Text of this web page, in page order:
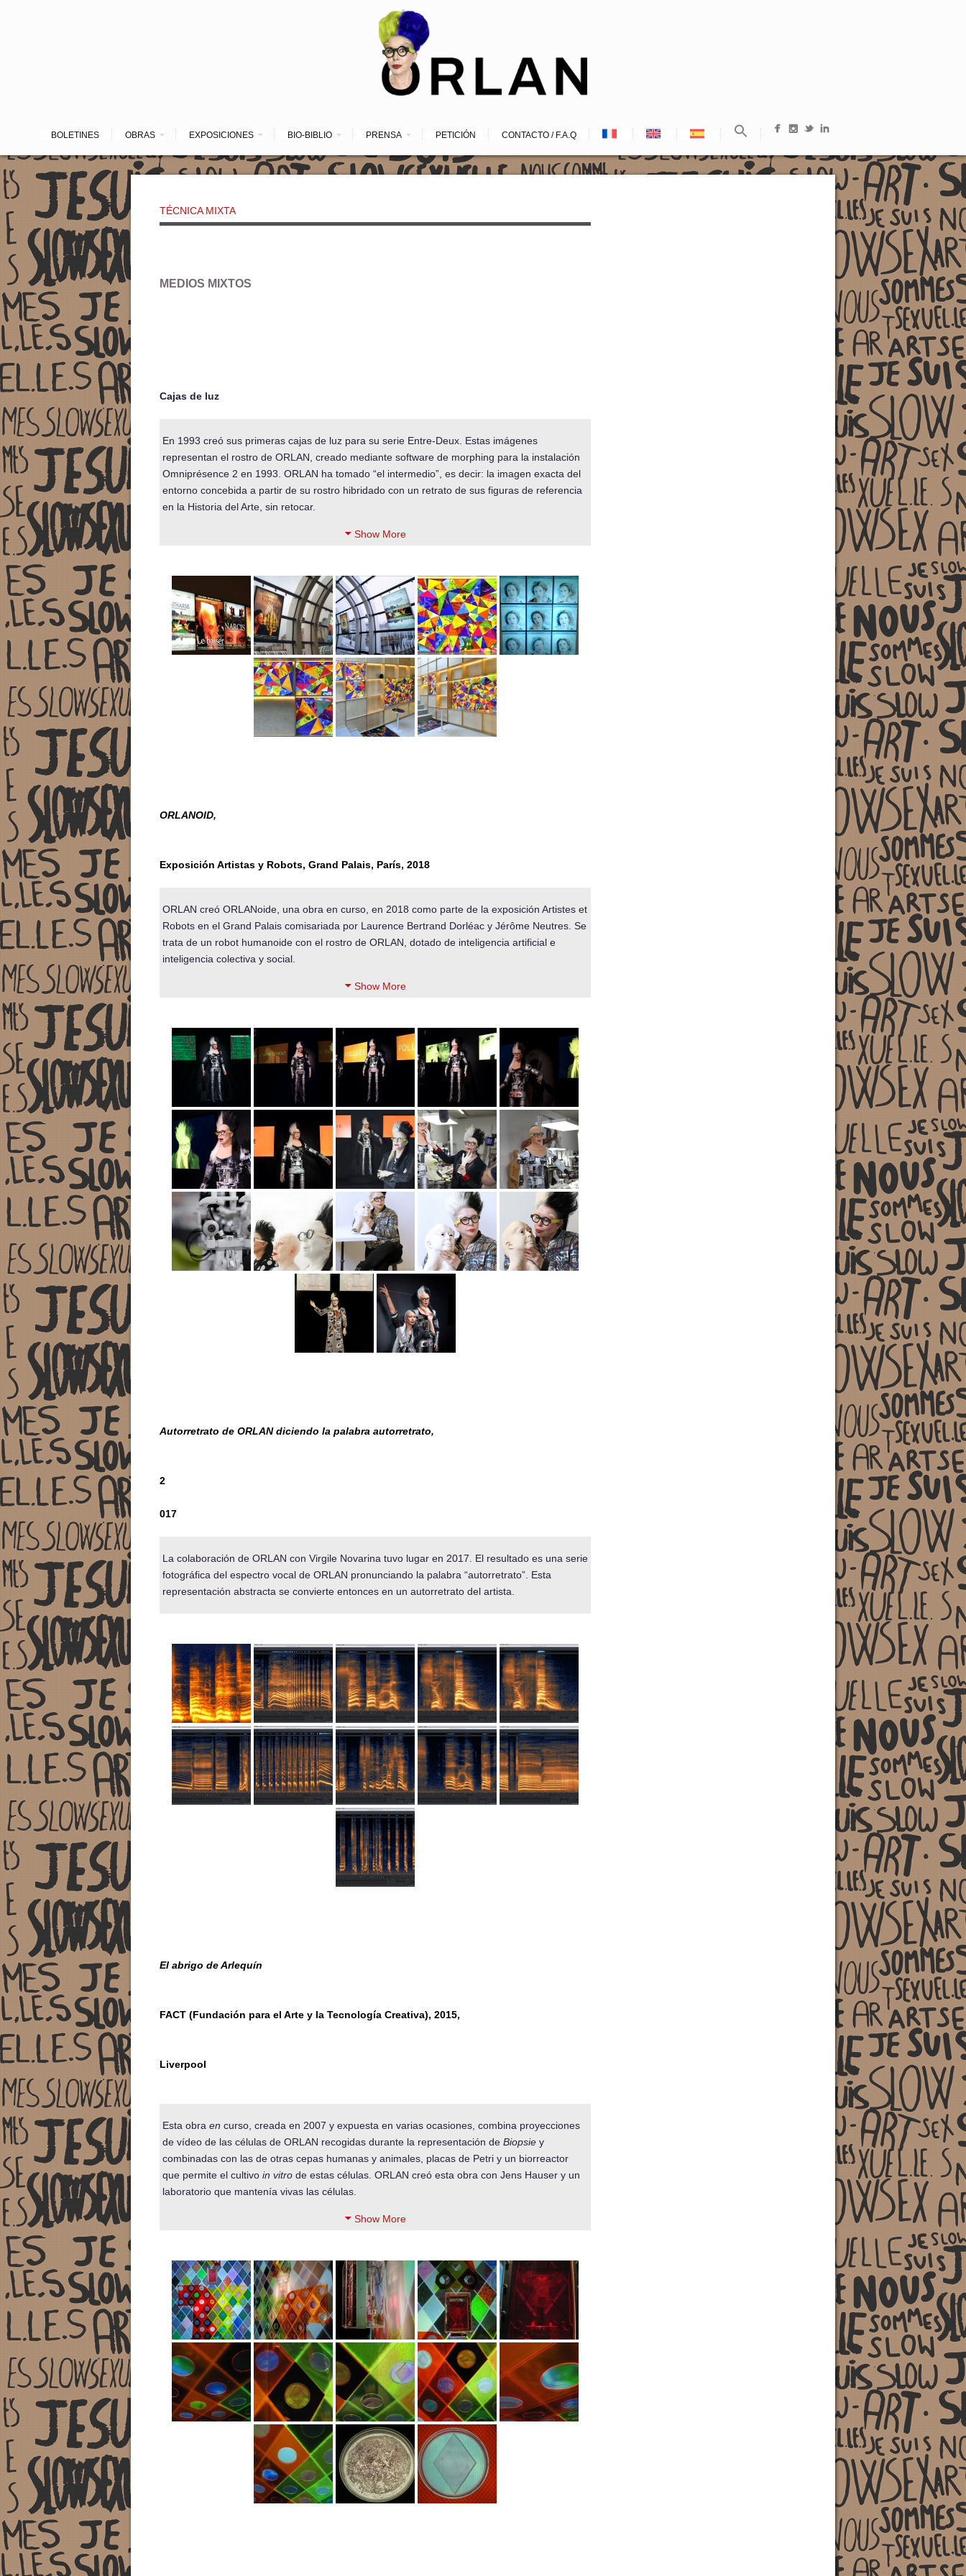
BOLETINES OBRAS EXPOSICIONES BIO-BIBLIO PRENSA PETICIÓN CONTACTO / F.A.Q
TÉCNICA MIXTA
MEDIOS MIXTOS
Cajas de luz
En 1993 creó sus primeras cajas de luz para su serie Entre-Deux. Estas imágenes
representan el rostro de ORLAN, creado mediante software de morphing para la instalación
Omniprésence 2 en 1993. ORLAN ha tomado “el intermedio”, es decir: la imagen exacta del
entorno concebida a partir de su rostro hibridado con un retrato de sus figuras de referencia
en la Historia del Arte, sin retocar.
Show More
ORLANOID,
Exposición Artistas y Robots, Grand Palais, París, 2018
ORLAN creó ORLANoide, una obra en curso, en 2018 como parte de la exposición Artistes et
Robots en el Grand Palais comisariada por Laurence Bertrand Dorléac y Jérôme Neutres. Se
trata de un robot humanoide con el rostro de ORLAN, dotado de inteligencia artificial e
inteligencia colectiva y social.
Show More
Autorretrato de ORLAN diciendo la palabra autorretrato,
2
017
La colaboración de ORLAN con Virgile Novarina tuvo lugar en 2017. El resultado es una serie
fotográfica del espectro vocal de ORLAN pronunciando la palabra “autorretrato”. Esta
representación abstracta se convierte entonces en un autorretrato del artista.
El abrigo de Arlequín
FACT (Fundación para el Arte y la Tecnología Creativa), 2015,
Liverpool
Esta obra en curso, creada en 2007 y expuesta en varias ocasiones, combina proyecciones
de vídeo de las células de ORLAN recogidas durante la representación de Biopsie y
combinadas con las de otras cepas humanas y animales, placas de Petri y un biorreactor
que permite el cultivo in vitro de estas células. ORLAN creó esta obra con Jens Hauser y un
laboratorio que mantenía vivas las células.
Show More